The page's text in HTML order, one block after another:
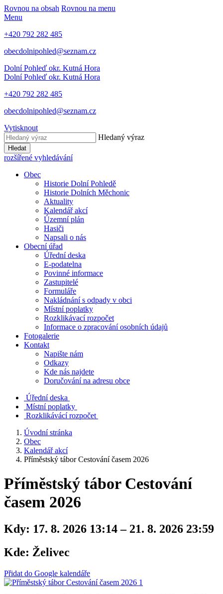
Rovnou na obsah Rovnou na menu
Menu
+420 792 282 485
obecdolnipohled@seznam.cz
Dolní Pohleď okr. Kutná Hora
Dolní Pohleď okr. Kutná Hora
+420 792 282 485
obecdolnipohled@seznam.cz
Vytisknout
Hledaný výraz
Hledat
rozšířené vyhledávání
Obec
Historie Dolní Pohledě
Historie Dolních Měchonic
Aktuality
Kalendář akcí
Územní plán
Hasiči
Napsali o nás
Obecní úřad
Úřední deska
E-podatelna
Povinné informace
Zastupitelé
Formuláře
Nakládnání s odpady v obci
Místní poplatky
Rozklikávací rozpočet
Informace o zpracování osobních údajů
Fotogalerie
Kontakt
Napište nám
Odkazy
Kde nás najdete
Doručování na adresu obce
Úřední deska
Místní poplatky
Rozklikávácí rozpočet
Úvodní stránka
Obec
Kalendář akcí
Příměstský tábor Cestování časem 2026
Příměstský tábor Cestování
časem 2026
Kdy: 17. 8. 2026 13:14 – 21. 8. 2026 23:59
Kde: Želivec
Přidat do Google kalendáře